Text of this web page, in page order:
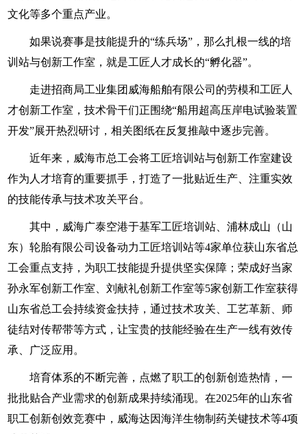
文化等多个重点产业。
如果说赛事是技能提升的“练兵场”，那么扎根一线的培
训站与创新工作室，就是工匠人才成长的“孵化器”。
走进招商局工业集团威海船舶有限公司的劳模和工匠人
才创新工作室，技术骨干们正围绕“船用超高压岸电试验装置
开发”展开热烈研讨，相关图纸在反复推敲中逐步完善。
近年来，威海市总工会将工匠培训站与创新工作室建设
作为人才培育的重要抓手，打造了一批贴近生产、注重实效
的技能传承与技术攻关平台。
其中，威海广泰空港于基军工匠培训站、浦林成山（山
东）轮胎有限公司设备动力工匠培训站等4家单位获山东省总
工会重点支持，为职工技能提升提供坚实保障；荣成好当家
孙永军创新工作室、刘献礼创新工作室等5家创新工作室获得
山东省总工会持续资金扶持，通过技术攻关、工艺革新、师
徒结对传帮带等方式，让宝贵的技能经验在生产一线有效传
承、广泛应用。
培育体系的不断完善，点燃了职工的创新创造热情，一
批批贴合产业需求的创新成果持续涌现。在2025年的山东省
职工创新创效竞赛中，威海达因海洋生物制药关键技术等4项